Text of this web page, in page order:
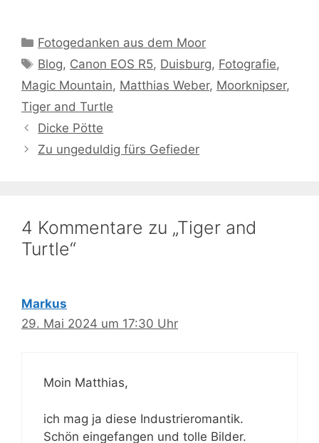
Kategorien
Fotogedanken aus dem Moor
Schlagwörter
Blog, Canon EOS R5, Duisburg, Fotografie,
Magic Mountain, Matthias Weber, Moorknipser,
Tiger and Turtle
Dicke Pötte
Zu ungeduldig fürs Gefieder
4 Kommentare zu „Tiger and
Turtle“
Markus
29. Mai 2024 um 17:30 Uhr
Moin Matthias,
ich mag ja diese Industrieromantik.
Schön eingefangen und tolle Bilder.